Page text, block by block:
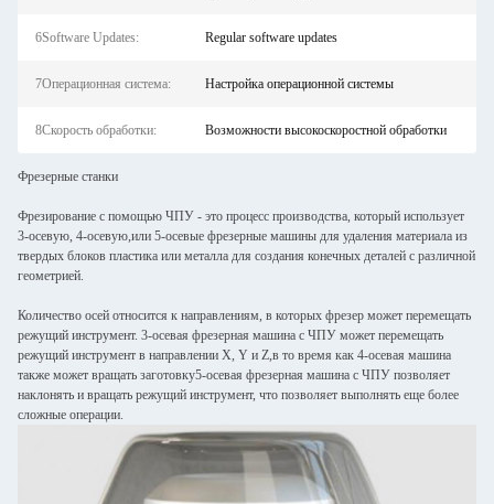
6Software Updates: Regular software updates
7Операционная система: Настройка операционной системы
8Скорость обработки: Возможности высокоскоростной обработки
Фрезерные станки
Фрезирование с помощью ЧПУ - это процесс производства, который использует
3-осевую, 4-осевую,или 5-осевые фрезерные машины для удаления материала из
твердых блоков пластика или металла для создания конечных деталей с различной
геометрией.
Количество осей относится к направлениям, в которых фрезер может перемещать
режущий инструмент. 3-осевая фрезерная машина с ЧПУ может перемещать
режущий инструмент в направлении X, Y и Z,в то время как 4-осевая машина
также может вращать заготовку5-осевая фрезерная машина с ЧПУ позволяет
наклонять и вращать режущий инструмент, что позволяет выполнять еще более
сложные операции.